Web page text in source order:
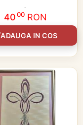
4000 RON
ADAUGA IN COS